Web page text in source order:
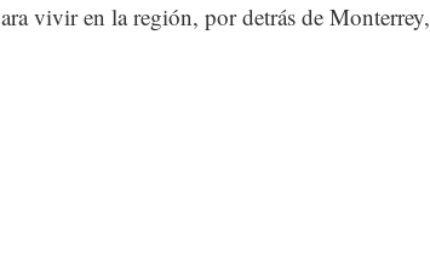
vivir en la región, por detrás de Monterrey,